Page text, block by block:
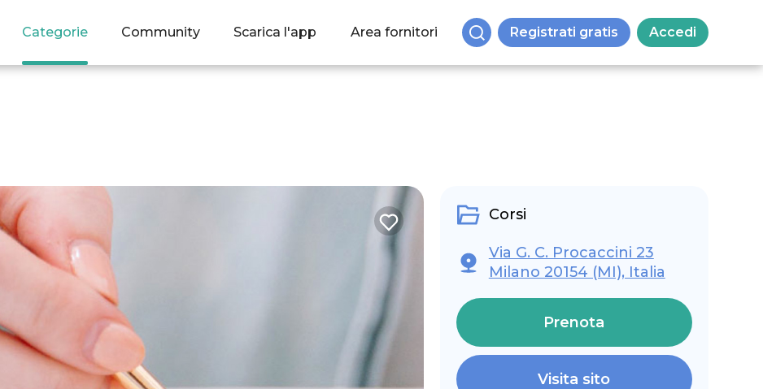
Categorie Community Scarica l'app Area fornitori Registrati gratis Accedi
Corsi
Via G. C. Procaccini 23
Milano 20154 (MI), Italia
Prenota
Visita sito